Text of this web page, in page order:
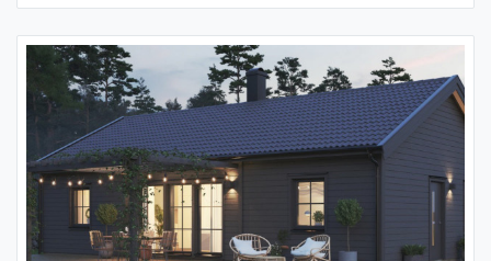
ett eget utrymme med sovrum, toalett och vardagsrum. På
nedre plan hittar du det fantastiska vardagsrummet i vinkeln
med ryggåstak som ger huset det där lilla extra.